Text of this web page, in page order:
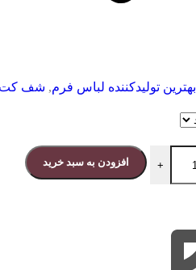
بهترین تولیدکننده لباس فرم, شف
+ افزودن به سبد خرید